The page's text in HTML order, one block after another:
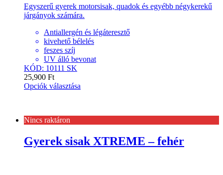
Egyszerű gyerek motorsisak, quadok és egyébb négykerekű
járgányok számára.
Antiallergén és légáteresztő
kivehető bélelés
feszes szíj
UV álló bevonat
KÓD: 10111 SK
25,900 Ft
Opciók választása
Nincs raktáron
Gyerek sisak XTREME – fehér